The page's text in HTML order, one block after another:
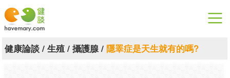
漫漫健康
健康論談/ 生殖/ 攝護腺/ 隱睪症是天生就有的嗎?